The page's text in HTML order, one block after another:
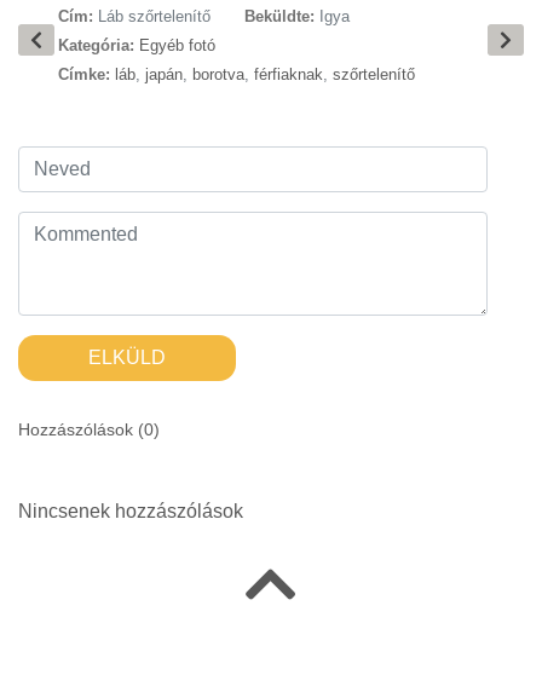
Cím: Láb szőrtelenítő Beküldte: Igya
Kategória: Egyéb fotó
Címke: láb, japán, borotva, férfiaknak, szőrtelenítő
ELKÜLD
Hozzászólások (0)
Nincsenek hozzászólások